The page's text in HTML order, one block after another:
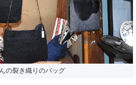
の裂き織りのバッグ